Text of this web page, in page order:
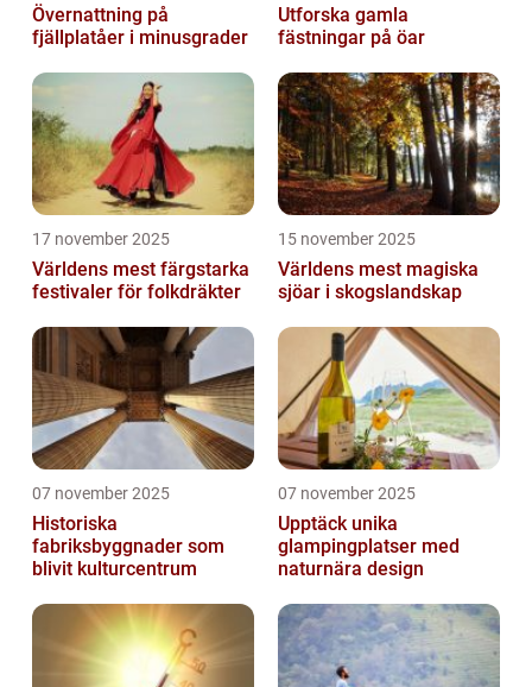
Övernattning på
fjällplatåer i minusgrader
Utforska gamla
fästningar på öar
17 november 2025
Världens mest färgstarka
festivaler för folkdräkter
15 november 2025
Världens mest magiska
sjöar i skogslandskap
07 november 2025
Historiska
fabriksbyggnader som
blivit kulturcentrum
07 november 2025
Upptäck unika
glampingplatser med
naturnära design